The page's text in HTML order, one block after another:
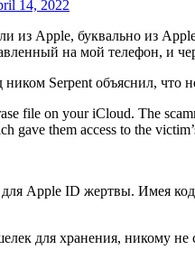
14, 2022
из Apple, буквально из
на мой телефон, и
Serpent объяснил, что
file on your iCloud. The
gave them access to the
Apple ID жертвы. Имея
для хранения, никому